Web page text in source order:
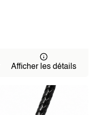
Afficher les détails